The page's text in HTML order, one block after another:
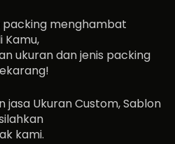
packing menghambat
Kamu,
ukuran dan jenis packing
jasa Ukuran Custom, Sablon
kami.